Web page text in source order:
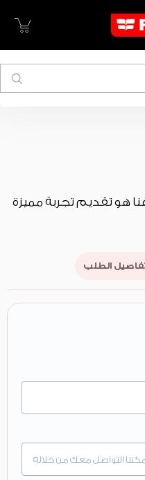
هو تقديم تجربة مميزة
الطلب